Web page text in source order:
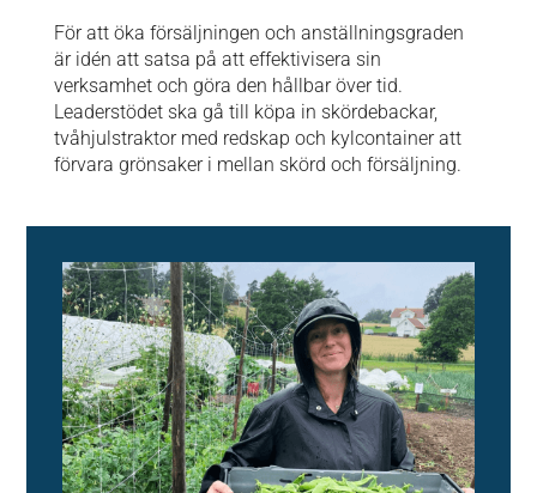
För att öka försäljningen och anställningsgraden
är idén att satsa på att effektivisera sin
verksamhet och göra den hållbar över tid.
Leaderstödetska gå till köpa in skördebackar,
tvåhjulstraktor med redskap och kylcontainer att
förvara grönsaker i mellan skörd och försäljning.